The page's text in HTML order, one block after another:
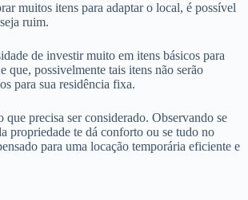
muitos itens para adaptar o local, é possível
ruim.
de investir muito em itens básicos para
que, possivelmente tais itens não serão
para sua residência fixa.
que precisa ser considerado. Observando se
propriedade te dá conforto ou se tudo no
para uma locação temporária eficiente e